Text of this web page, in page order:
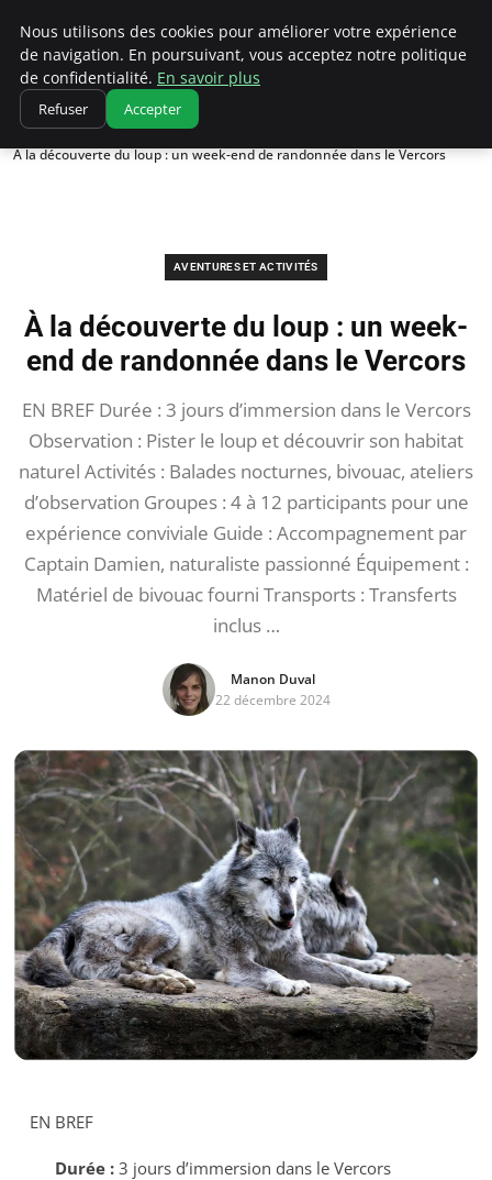
Correze Co
Accueil
Aventures et activités
À la découverte du loup : un week-end de randonnée dans le Vercors
AVENTURES ET ACTIVITÉS
À la découverte du loup : un week-
end de randonnée dans le Vercors
EN BREF Durée : 3 jours d’immersion dans le Vercors
Observation : Pister le loup et découvrir son habitat
naturel Activités : Balades nocturnes, bivouac, ateliers
d’observation Groupes : 4 à 12 participants pour une
expérience conviviale Guide : Accompagnement par
Captain Damien, naturaliste passionné Équipement :
Matériel de bivouac fourni Transports : Transferts
inclus …
Manon Duval
22 décembre 2024
EN BREF
Durée :3 jours d’immersion dans le Vercors
Nous utilisons des cookies pour améliorer votre expérience
de navigation. En poursuivant, vous acceptez notre politique
de confidentialité. En savoir plus
Refuser Accepter